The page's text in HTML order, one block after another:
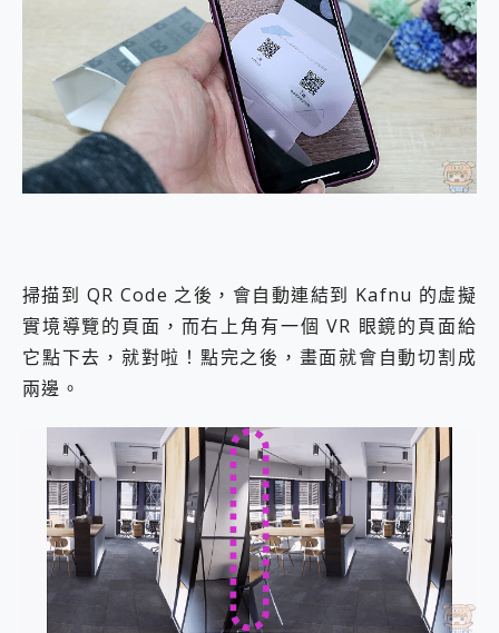
掃描到 QR Code 之後，會自動連結到 Kafnu 的虛擬
實境導覽的頁面，而右上角有一個 VR 眼鏡的頁面給
它點下去，就對啦！點完之後，畫面就會自動切割成
兩邊。